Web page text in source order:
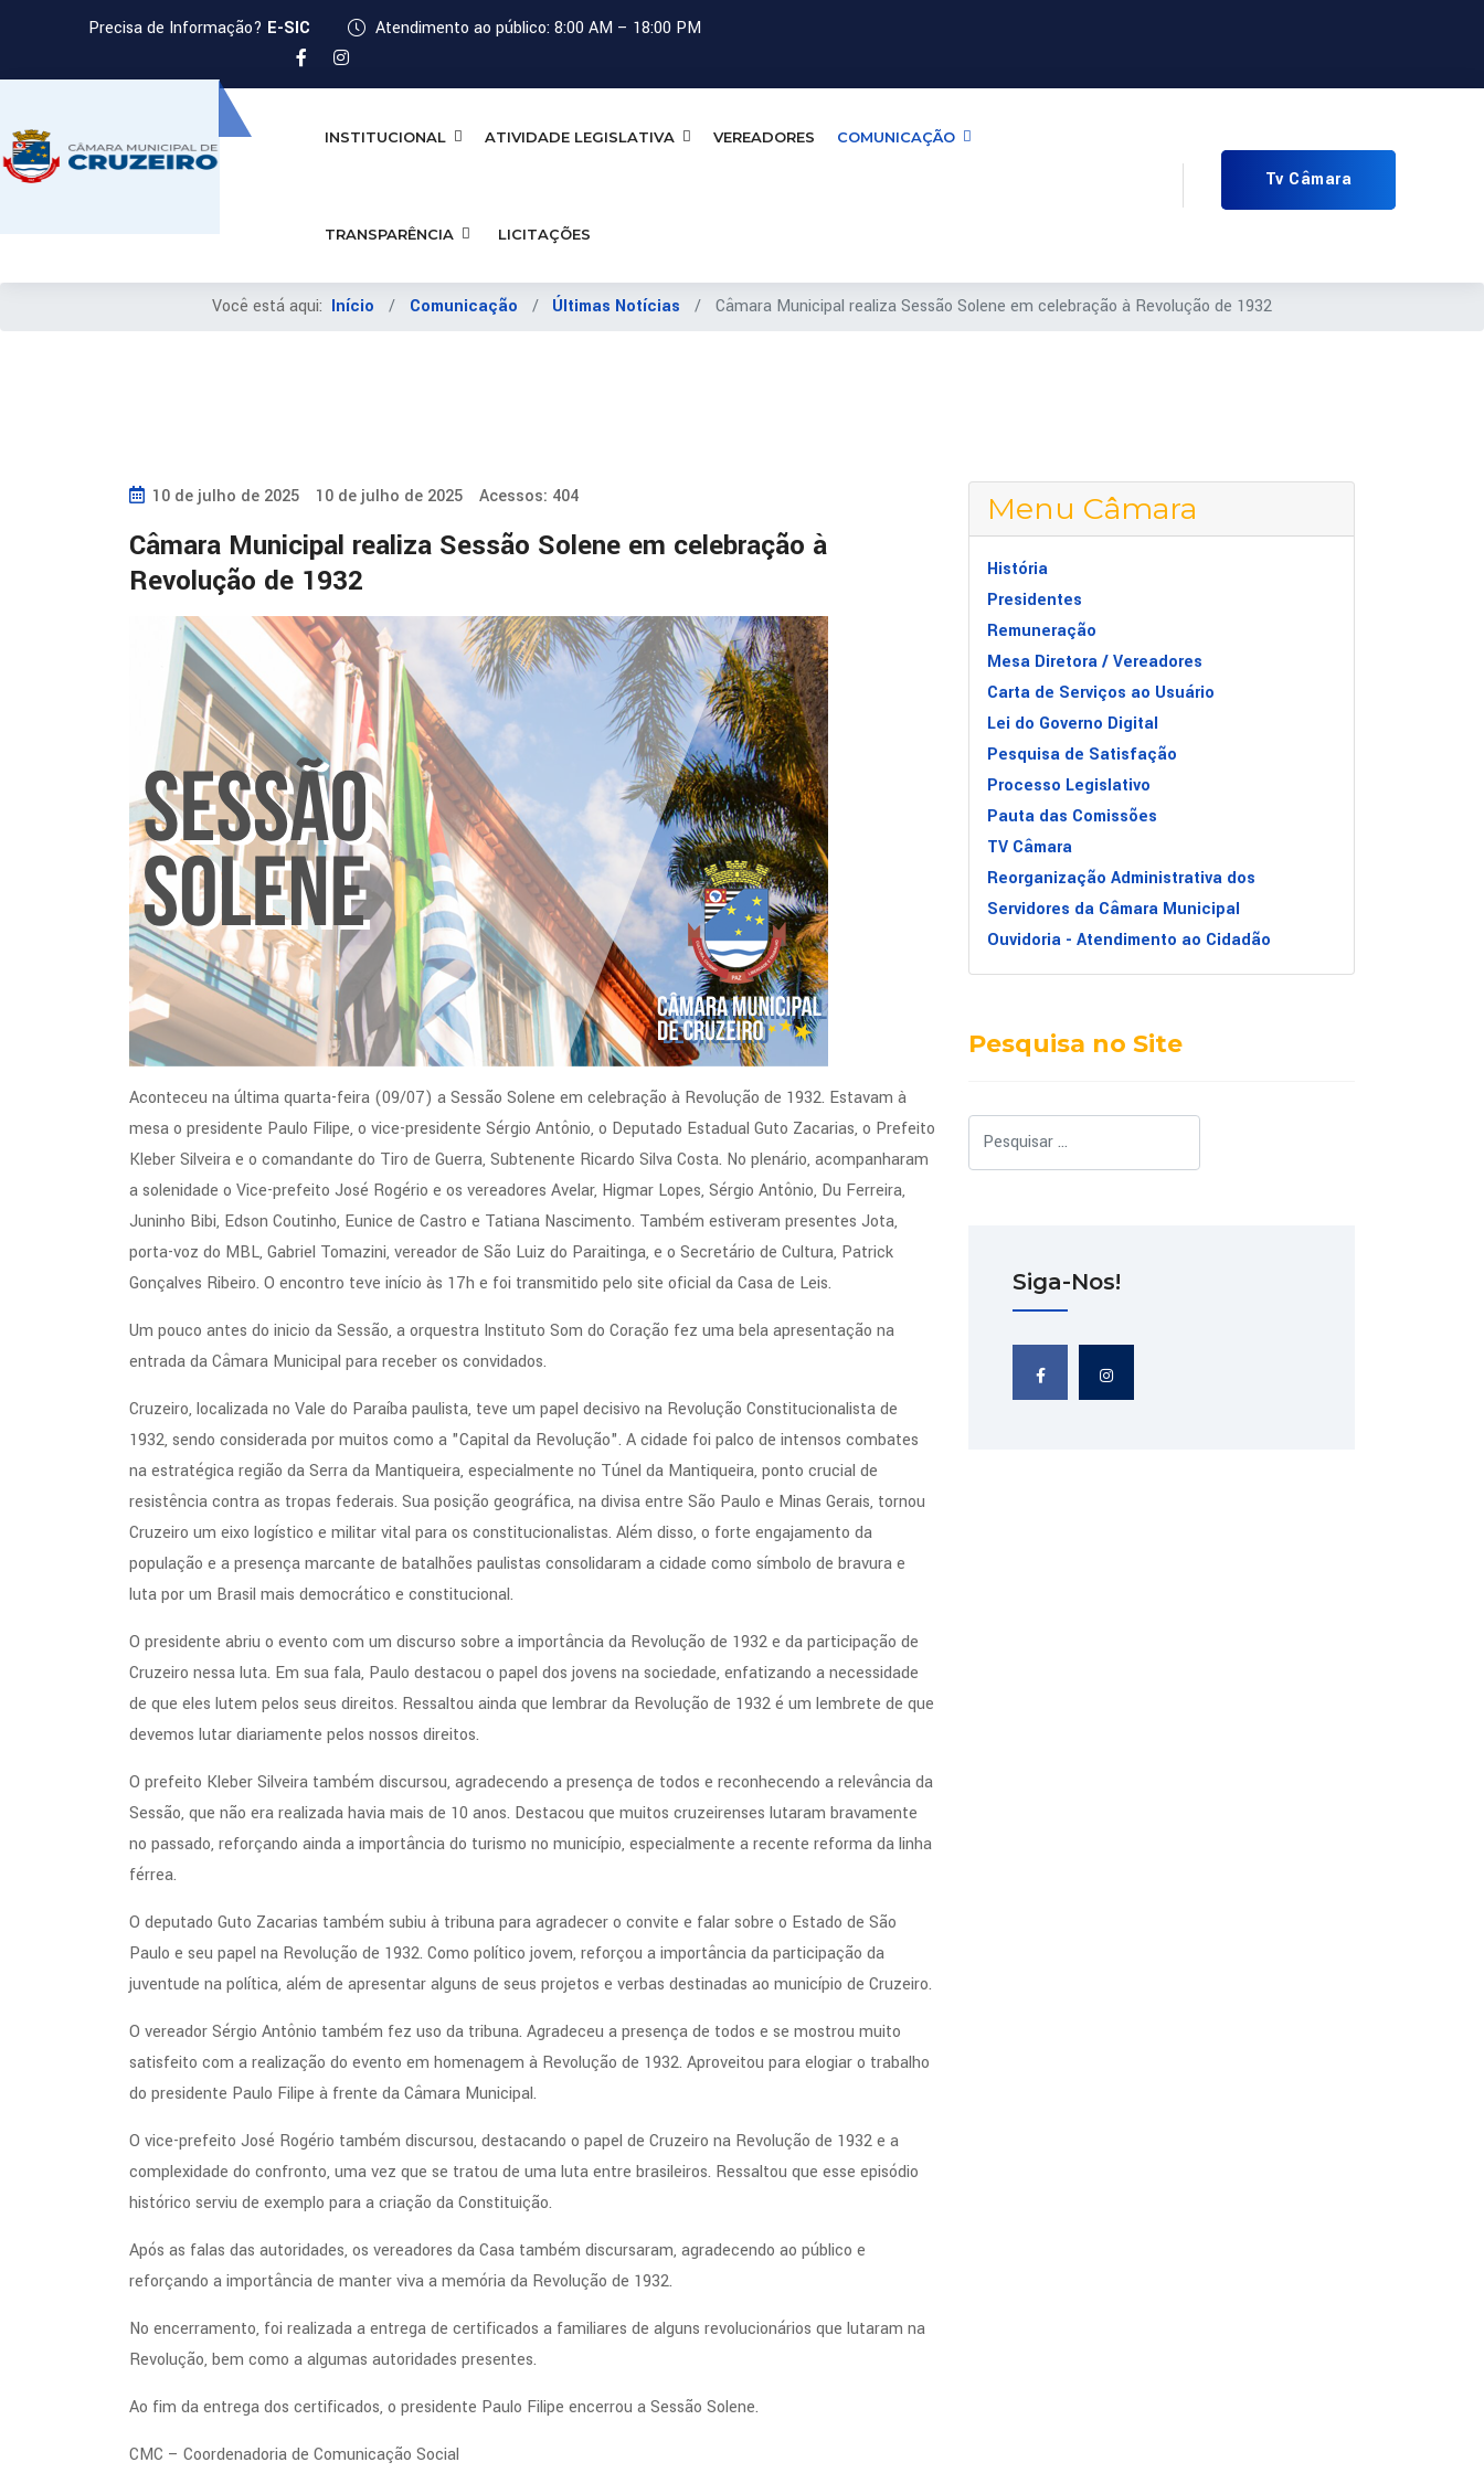
Precisa de Informação? E-SIC Atendimento ao público: 8:00 AM – 18:00 PM
INSTITUCIONAL ATIVIDADE LEGISLATIVA VEREADORES COMUNICAÇÃO
TRANSPARÊNCIA LICITAÇÕES
Tv Câmara
Você está aqui: Início Comunicação Últimas Notícias Câmara Municipal realiza Sessão Solene em celebração à Revolução de 1932
10 de julho de 2025 10 de julho de 2025 Acessos: 404
Câmara Municipal realiza Sessão Solene em celebração à
Revolução de 1932
Aconteceu na última quarta-feira (09/07) a Sessão Solene em celebração à Revolução de 1932. Estavam à
mesa o presidente Paulo Filipe, o vice-presidente Sérgio Antônio, o Deputado Estadual Guto Zacarias, o Prefeito
Kleber Silveira e o comandante do Tiro de Guerra, Subtenente Ricardo Silva Costa. No plenário, acompanharam
a solenidade o Vice-prefeito José Rogério e os vereadores Avelar, Higmar Lopes, Sérgio Antônio, Du Ferreira,
Juninho Bibi, Edson Coutinho, Eunice de Castro e Tatiana Nascimento. Também estiveram presentes Jota,
porta-voz do MBL, Gabriel Tomazini, vereador de São Luiz do Paraitinga, e o Secretário de Cultura, Patrick
Gonçalves Ribeiro. O encontro teve início às 17h e foi transmitido pelo site oficial da Casa de Leis.
Um pouco antes do inicio da Sessão, a orquestra Instituto Som do Coração fez uma bela apresentação na
entrada da Câmara Municipal para receber os convidados.
Cruzeiro, localizada no Vale do Paraíba paulista, teve um papel decisivo na Revolução Constitucionalista de
1932, sendo considerada por muitos como a "Capital da Revolução". A cidade foi palco de intensos combates
na estratégica região da Serra da Mantiqueira, especialmente no Túnel da Mantiqueira, ponto crucial de
resistência contra as tropas federais. Sua posição geográfica, na divisa entre São Paulo e Minas Gerais, tornou
Cruzeiro um eixo logístico e militar vital para os constitucionalistas. Além disso, o forte engajamento da
população e a presença marcante de batalhões paulistas consolidaram a cidade como símbolo de bravura e
luta por um Brasil mais democrático e constitucional.
O presidente abriu o evento com um discurso sobre a importância da Revolução de 1932 e da participação de
Cruzeiro nessa luta. Em sua fala, Paulo destacou o papel dos jovens na sociedade, enfatizando a necessidade
de que eles lutem pelos seus direitos. Ressaltou ainda que lembrar da Revolução de 1932 é um lembrete de que
devemos lutar diariamente pelos nossos direitos.
O prefeito Kleber Silveira também discursou, agradecendo a presença de todos e reconhecendo a relevância da
Sessão, que não era realizada havia mais de 10 anos. Destacou que muitos cruzeirenses lutaram bravamente
no passado, reforçando ainda a importância do turismo no município, especialmente a recente reforma da linha
férrea.
O deputado Guto Zacarias também subiu à tribuna para agradecer o convite e falar sobre o Estado de São
Paulo e seu papel na Revolução de 1932. Como político jovem, reforçou a importância da participação da
juventude na política, além de apresentar alguns de seus projetos e verbas destinadas ao município de Cruzeiro.
O vereador Sérgio Antônio também fez uso da tribuna. Agradeceu a presença de todos e se mostrou muito
satisfeito com a realização do evento em homenagem à Revolução de 1932. Aproveitou para elogiar o trabalho
do presidente Paulo Filipe à frente da Câmara Municipal.
O vice-prefeito José Rogério também discursou, destacando o papel de Cruzeiro na Revolução de 1932 e a
complexidade do confronto, uma vez que se tratou de uma luta entre brasileiros. Ressaltou que esse episódio
histórico serviu de exemplo para a criação da Constituição.
Após as falas das autoridades, os vereadores da Casa também discursaram, agradecendo ao público e
reforçando a importância de manter viva a memória da Revolução de 1932.
No encerramento, foi realizada a entrega de certificados a familiares de alguns revolucionários que lutaram na
Revolução, bem como a algumas autoridades presentes.
Ao fim da entrega dos certificados, o presidente Paulo Filipe encerrou a Sessão Solene.
CMC – Coordenadoria de Comunicação Social
Menu Câmara
História
Presidentes
Remuneração
Mesa Diretora / Vereadores
Carta de Serviços ao Usuário
Lei do Governo Digital
Pesquisa de Satisfação
Processo Legislativo
Pauta das Comissões
TV Câmara
Reorganização Administrativa dos
Servidores da Câmara Municipal
Ouvidoria - Atendimento ao Cidadão
Pesquisa no Site
Siga-Nos!